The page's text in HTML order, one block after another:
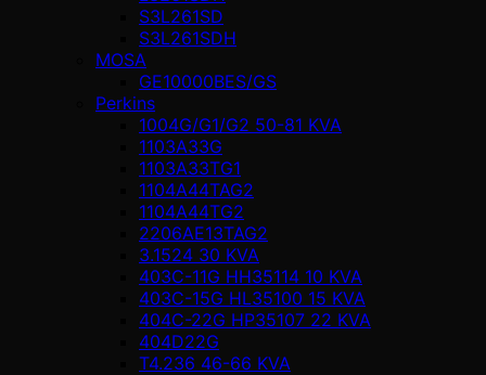
S3L261SD
S3L261SDH
MOSA
GE10000BES/GS
Perkins
1004G/G1/G2 50-81 KVA
1103A33G
1103A33TG1
1104A44TAG2
1104A44TG2
2206AE13TAG2
3.1524 30 KVA
403C-11G HH35114 10 KVA
403C-15G HL35100 15 KVA
404C-22G HP35107 22 KVA
404D22G
T4.236 46-66 KVA